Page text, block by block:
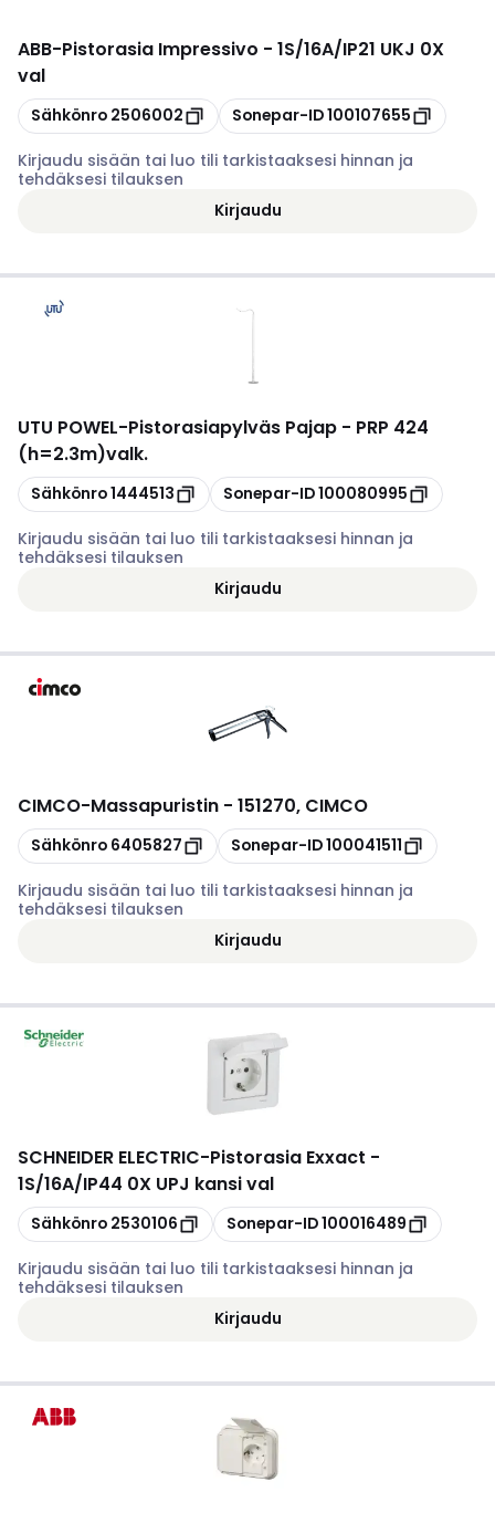
ABB-Pistorasia Impressivo - 1S/16A/IP21 UKJ 0X
val
Kopioi
Sähkönro 2506002 Kopioi
Sonepar-ID100107655
Kirjaudu sisään tai luo tili tarkistaaksesi hinnan ja
tehdäksesi tilauksen
Kirjaudu
UTU POWEL-Pistorasiapylväs Pajap - PRP 424
(h=2.3m)valk.
Kopioi
Sähkönro1444513 Kopioi
Sonepar-ID100080995
Kirjaudu sisään tai luo tili tarkistaaksesi hinnan ja
tehdäksesi tilauksen
Kirjaudu
CIMCO-Massapuristin - 151270, CIMCO
Kopioi
Sähkönro 6405827 Kopioi
Sonepar-ID100041511
Kirjaudu sisään tai luo tili tarkistaaksesi hinnan ja
tehdäksesi tilauksen
Kirjaudu
SCHNEIDER ELECTRIC-Pistorasia Exxact -
1S/16A/IP44 0X UPJ kansi val
Kopioi
Sähkönro 2530106 Kopioi
Sonepar-ID100016489
Kirjaudu sisään tai luo tili tarkistaaksesi hinnan ja
tehdäksesi tilauksen
Kirjaudu